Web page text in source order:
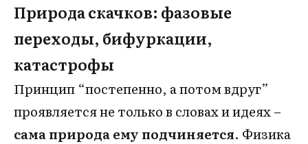
Природа скачков: фазовые
переходы, бифуркации,
катастрофы
Принцип “постепенно, а потом вдруг”
проявляется не только в словах и идеях –
сама природа ему подчиняется. Физика